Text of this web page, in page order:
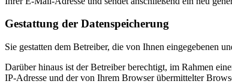
Gestattung der Datenspeicherung
Sie gestatten dem Betreiber, die von Ihnen eingegebenen
Darüber hinaus ist der Betreiber berechtigt, im Rahmen
IP-Adresse und der von Ihrem Browser übermittelter